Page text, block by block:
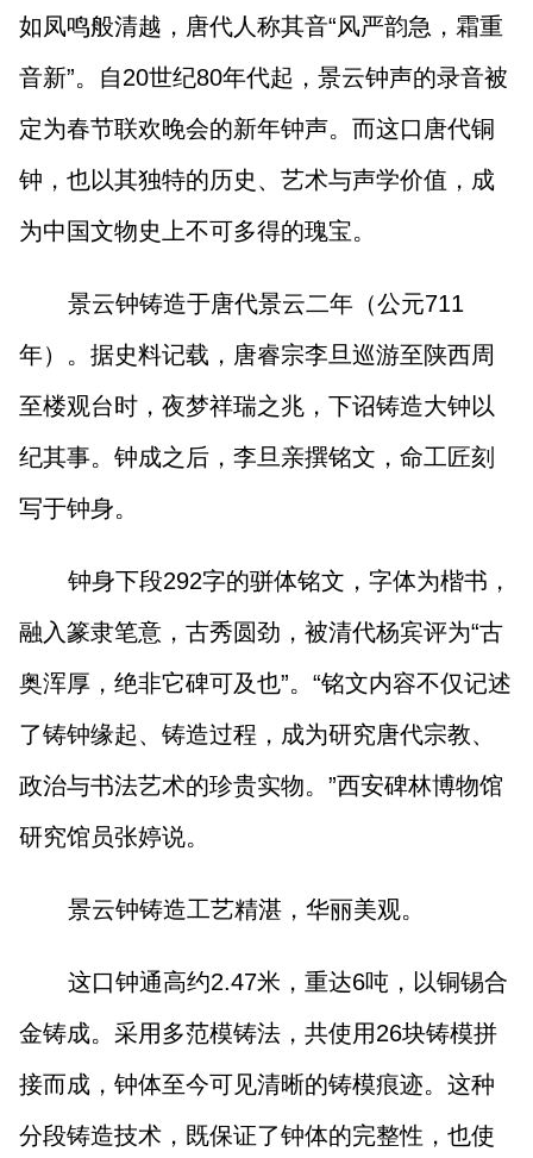
如凤鸣般清越，唐代人称其音“风严韵急，霜重
音新”。自20世纪80年代起，景云钟声的录音被
定为春节联欢晚会的新年钟声。而这口唐代铜
钟，也以其独特的历史、艺术与声学价值，成
为中国文物史上不可多得的瑰宝。
景云钟铸造于唐代景云二年（公元711
年）。据史料记载，唐睿宗李旦巡游至陕西周
至楼观台时，夜梦祥瑞之兆，下诏铸造大钟以
纪其事。钟成之后，李旦亲撰铭文，命工匠刻
写于钟身。
钟身下段292字的骈体铭文，字体为楷书，
融入篆隶笔意，古秀圆劲，被清代杨宾评为“古
奥浑厚，绝非它碑可及也”。“铭文内容不仅记述
了铸钟缘起、铸造过程，成为研究唐代宗教、
政治与书法艺术的珍贵实物。”西安碑林博物馆
研究馆员张婷说。
景云钟铸造工艺精湛，华丽美观。
这口钟通高约2.47米，重达6吨，以铜锡合
金铸成。采用多范模铸法，共使用26块铸模拼
接而成，钟体至今可见清晰的铸模痕迹。这种
分段铸造技术，既保证了钟体的完整性，也使